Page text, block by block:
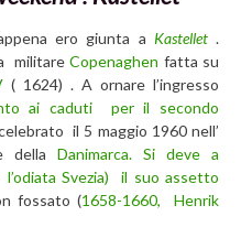
ero giunta a Kastellet.
militareCopenaghen fatta su
( 1624) . A ornare l’ingresso
ai caduti per il secondo
il 5 maggio 1960 nell’
della Danimarca. Si deve a
Svezia) il suo assetto
fossato (1658-1660, Henrik